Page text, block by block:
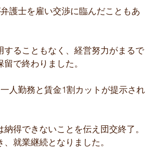
護士を雇い交渉に臨んだこともあ
ることもなく、経営努力がまるで
で終わりました。
人勤務と賃金1割カットが提示され
得できないことを伝え団交終了。
就業継続となりました。